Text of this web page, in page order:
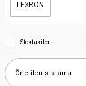
LEXRON
Stoktakiler